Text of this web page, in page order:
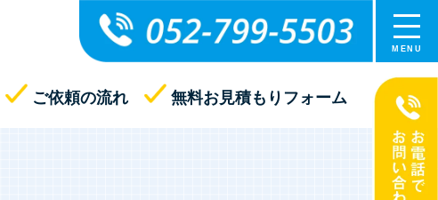
ご依頼の流れ 無料お見積もりフォーム